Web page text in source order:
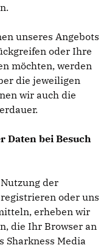
unseres Angebots
oder Ihre
möchten, werden
die jeweiligen
wir auch die
Daten bei Besuch
der
oder uns
erheben wir
die Ihr Browser an
Sharkness Media